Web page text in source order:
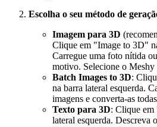
Escolha o seu método de
Imagem para 3D
Clique em "Image to 3D"
Carregue uma foto nítida
motivo. Selecione o
Batch Images to 3D:
na barra lateral esquerda.
imagens e converta-as
Texto para 3D: Clique
lateral esquerda. Descreva